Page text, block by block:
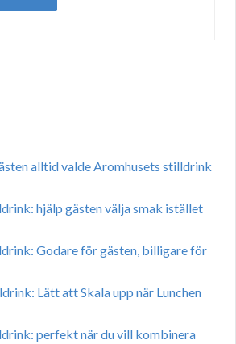
alltid valde Aromhusets stilldrink
hjälp gästen välja smak istället
Godare för gästen, billigare för
Lätt att Skala upp när Lunchen
perfekt när du vill kombinera